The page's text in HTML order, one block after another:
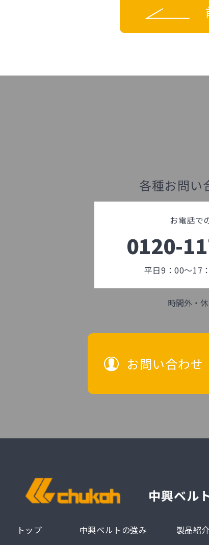
各種お問い
お電話で
0120-
平日9：00～17
時間外・
お問い合わせ
中興ベル
トップ
中興ベルトの強み 製品紹介